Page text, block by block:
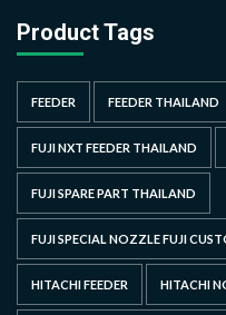
Product Tags
FEEDER FEEDER THAILAND
FUJI NXT FEEDER THAILAND
FUJI SPARE PART THAILAND
FUJI SPECIAL NOZZLE FUJI
HITACHI FEEDER HITACHI